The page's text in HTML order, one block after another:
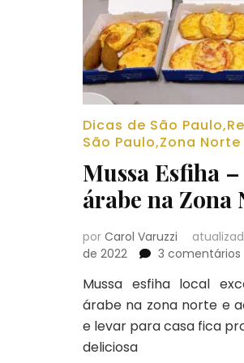
Dicas de São Paulo,
São Paulo,Zona Norte
Mussa Esfiha
árabe na Zona
por Carol Varuzzi
de 2022
3 comentários
Mussa esfiha local
árabe na zona norte e
e levar para casa fica
deliciosa